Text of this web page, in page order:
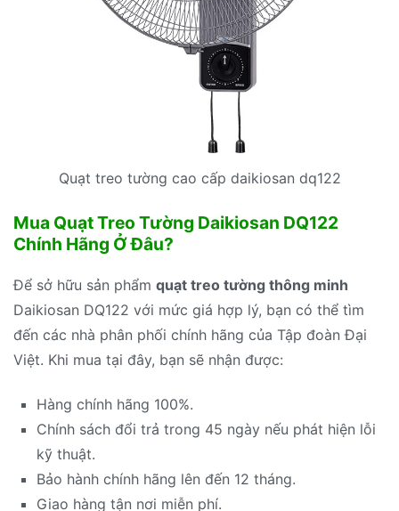
Quạt treo tường cao cấp daikiosan dq122
Mua Quạt Treo Tường Daikiosan DQ122
Chính Hãng Ở Đâu?
Để sở hữu sản phẩm quạt treo tường thông minh
Daikiosan DQ122 với mức giá hợp lý, bạn có thể tìm
đến các nhà phân phối chính hãng của Tập đoàn Đại
Việt. Khi mua tại đây, bạn sẽ nhận được:
Hàng chính hãng 100%.
Chính sách đổi trả trong 45 ngày nếu phát hiện lỗi
kỹ thuật.
Bảo hành chính hãng lên đến 12 tháng.
Giao hàng tận nơi miễn phí.